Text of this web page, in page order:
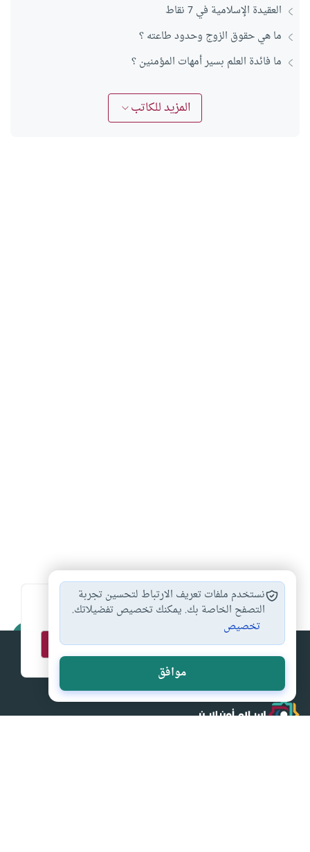
العقيدة الإسلامية في 7 نقاط
ما هي حقوق الزوج وحدود طاعته ؟
ما فائدة العلم بسير أمهات المؤمنين ؟
المزيد للكاتب
اشترك في قائمتنا البريدية ليصلك كل جديد
إسلام أون لاين
نستخدم ملفات تعريف الارتباط لتحسين تجربة
التصفح الخاصة بك. يمكنك تخصيص تفضيلاتك.
تخصيص
موافق